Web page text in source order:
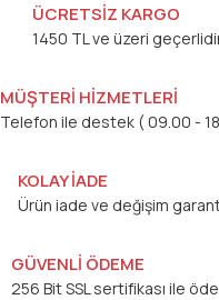
ÜCRETSİZ KARGO
1450 TL ve üzeri
MÜŞTERİ HİZMETLERİ
Telefon ile destek ( 09.00 -
KOLAY İADE
Ürün iade ve değişim
GÜVENLİ ÖDEME
256 Bit SSL sertifikası ile